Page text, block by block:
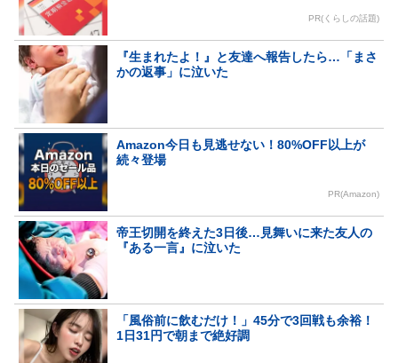
PR(くらしの話題)
『生まれたよ！』と友達へ報告したら…「まさ
かの返事」に泣いた
Amazon今日も見逃せない！80%OFF以上が
続々登場
PR(Amazon)
帝王切開を終えた3日後…見舞いに来た友人の
『ある一言』に泣いた
「風俗前に飲むだけ！」45分で3回戦も余裕！
1日31円で朝まで絶好調